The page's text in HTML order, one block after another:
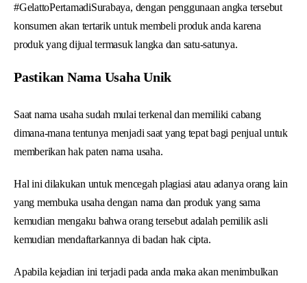
#GelattoPertamadiSurabaya, dengan penggunaan angka tersebut
konsumen akan tertarik untuk membeli produk anda karena
produk yang dijual termasuk langka dan satu-satunya.
Pastikan Nama Usaha Unik
Saat nama usaha sudah mulai terkenal dan memiliki cabang
dimana-mana tentunya menjadi saat yang tepat bagi penjual untuk
memberikan hak paten nama usaha.
Hal ini dilakukan untuk mencegah plagiasi atau adanya orang lain
yang membuka usaha dengan nama dan produk yang sama
kemudian mengaku bahwa orang tersebut adalah pemilik asli
kemudian mendaftarkannya di badan hak cipta.
Apabila kejadian ini terjadi pada anda maka akan menimbulkan